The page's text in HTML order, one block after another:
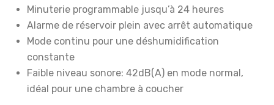
Minuterie programmable jusqu’à 24 heures
Alarme de réservoir plein avec arrêt automatique
Mode continu pour une déshumidification
constante
Faible niveau sonore: 42dB(A) en mode normal,
idéal pour une chambre à coucher